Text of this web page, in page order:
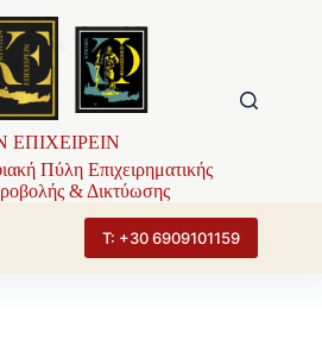
Πύλη Επιχειρηματικής
& Δικτύωσης
Τ: +30 6909101159